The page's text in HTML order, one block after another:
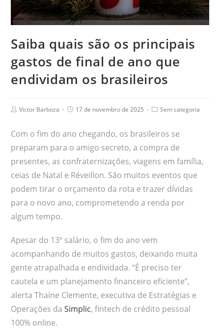
Saiba quais são os principais
gastos de final de ano que
endividam os brasileiros
Victor Barboza 17 de novembro de 2025 Sem categoria
Com o fim do ano chegando, os brasileiros se
preparam para o amigo secreto, a compra de
presentes, as confraternizações, viagens em família,
ceias de Natal e Réveillon. São muitos eventos que
podem tirar o orçamento da rota e trazer dívidas
para o novo ano, comprometendo a renda por
algum tempo.
Apesar do 13º salário, o fim do ano vem
acompanhando de muitos gastos, deixando muita
gente atrapalhada e endividada. “É preciso ter
cautela e um planejamento financeiro eficiente”,
alerta Thaíne Clemente, executiva de Estratégias e
Operações da Simplic, fintech de crédito pessoal
100% online.